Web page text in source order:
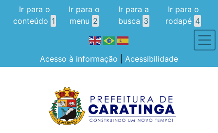
Ir para o
conteúdo 1
Ir para o
menu 2
Ir para a
busca 3
Ir para o
rodapé 4
Acesso à informação Acessibilidade